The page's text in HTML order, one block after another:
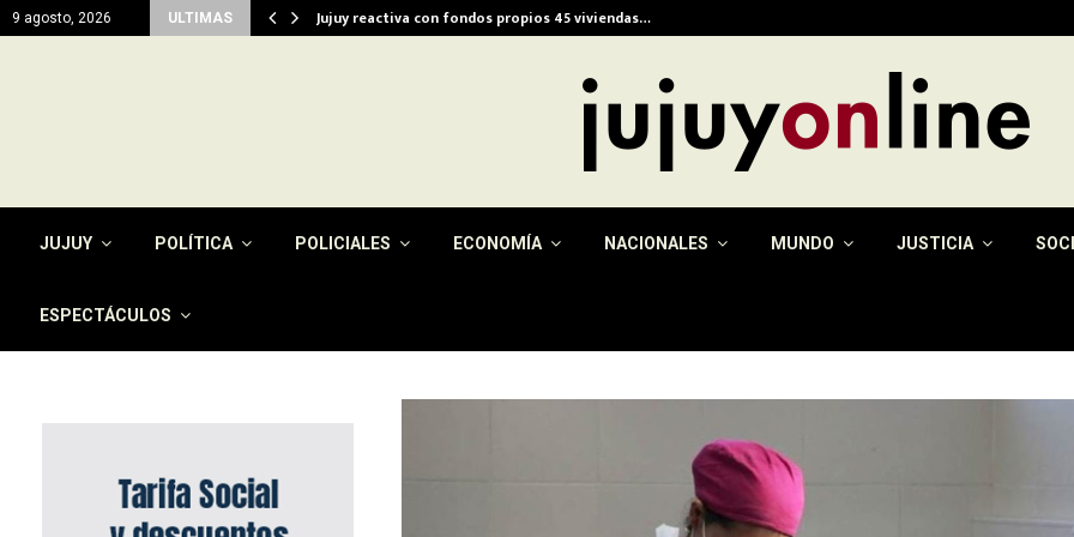
9 agosto, 2026 ULTIMAS Jujuy reactiva con fondos propios 45 viviendas…
JUJUY POLÍTICA POLICIALES ECONOMÍA NACIONALES MUNDO JUSTICIA
ESPECTÁCULOS